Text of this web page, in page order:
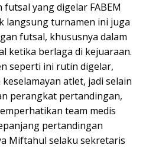
yang digelar FABEM
langsung turnamen ini juga
futsal, khususnya dalam
ketika berlaga di kejuaraan.
seperti ini rutin digelar,
atlet, jadi selain
perangkat pertandingan,
team medis
pertandingan
Miftahul selaku sekretaris